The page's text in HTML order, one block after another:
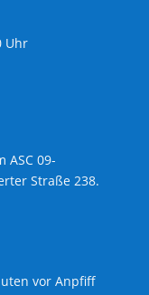
Uhr
ASC 09-
Straße 238.
vor Anpfiff